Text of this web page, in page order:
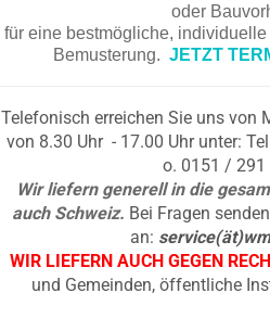
oder
für eine bestmögliche,
Bemusterung. JETZT
Telefonisch erreichen Sie uns von
von 8.30 Uhr - 17.00 Uhr unter:
o. 0151 / 291
Wir liefern generell in die
auch Schweiz. Bei Fragen
an:
WIR LIEFERN AUCH GEGEN
und Gemeinden, öffentliche